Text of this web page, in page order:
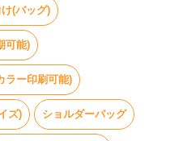
(バッグ)
可能)
ラー印刷可能)
ズ) ショルダーバッグ